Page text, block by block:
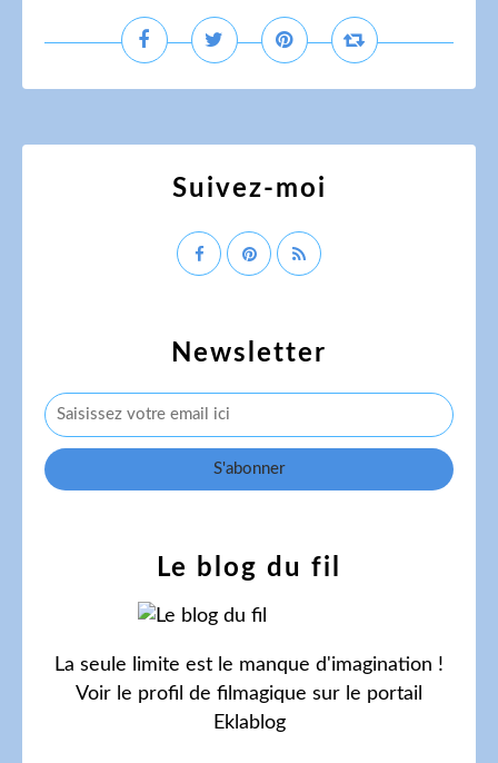
Newsletter
Le blog du fil
La seule limite est le manque d'imagination !
Voir le profil de filmagique sur le portail
Eklablog
Suivez-moi